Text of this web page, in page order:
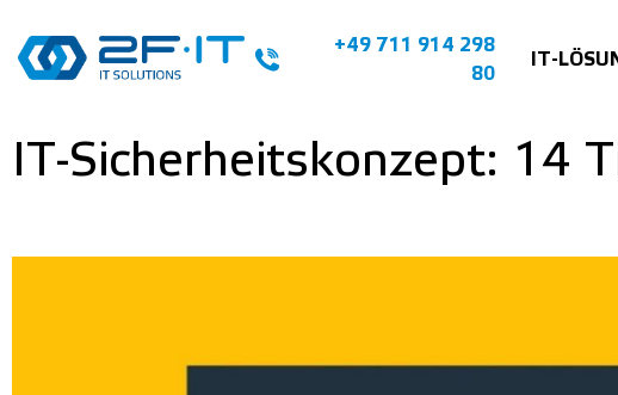
+49 711 914 298
80
IT-
IT-Sicherheitskonzept: 14